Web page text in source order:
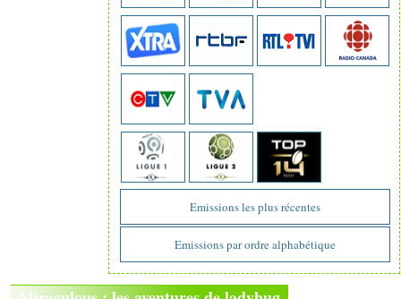
Emissions les plus récentes
Emissions par ordre alphabétique